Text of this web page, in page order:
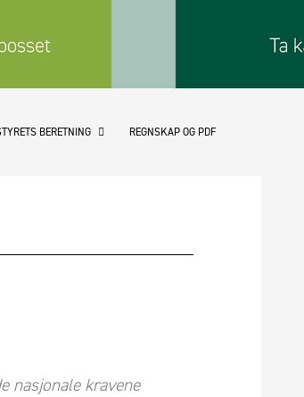
BERETNING REGNSKAP OG PDF
nasjonale kravene